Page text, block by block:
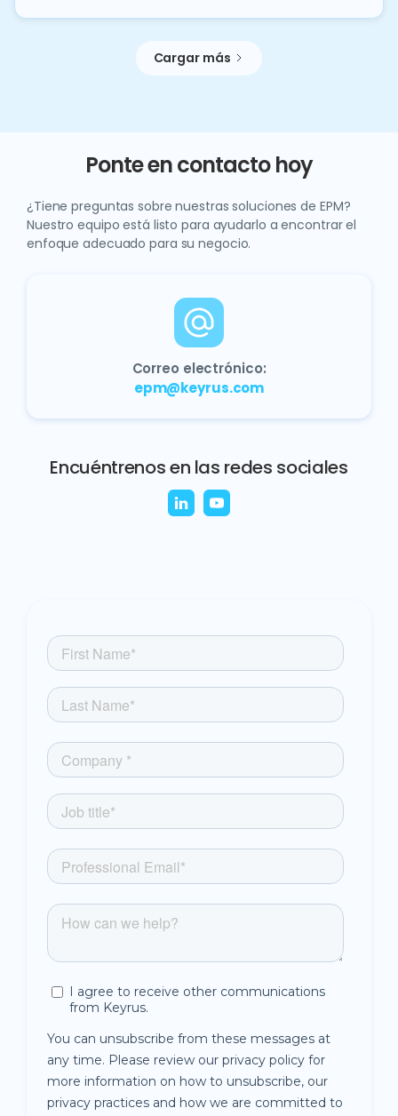
Cargar más
Ponte en contacto hoy
¿Tiene preguntas sobre nuestras soluciones de EPM?
Nuestro equipo está listo para ayudarlo a encontrar el
enfoque adecuado para su negocio.
Correo electrónico:
epm@keyrus.com
Encuéntrenos en las redes sociales